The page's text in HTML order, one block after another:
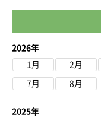
2026年
1月
2月
7月 8月
2025年